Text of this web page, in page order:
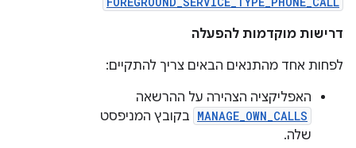
דרישות מוקדמות להפעלה
לפחות אחד מהתנאים הבאים צריך להתקיים:
האפליקציה הצהירה על ההרשאה
MANAGE_OWN_CALLS בקובץ המניפסט
שלה.